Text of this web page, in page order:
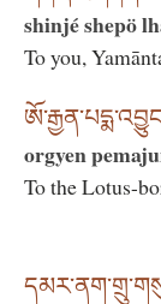
shinjé shepö
To you,
orgyen
To the Lotus-